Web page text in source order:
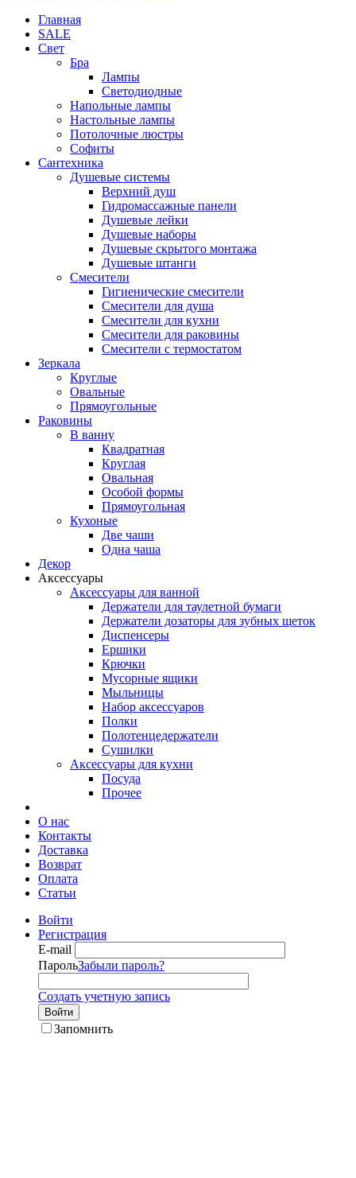
Главная
SALE
Свет
Бра
Лампы
Светодиодные
Напольные лампы
Настольные лампы
Потолочные люстры
Софиты
Сантехника
Душевые системы
Верхний душ
Гидромассажные панели
Душевые лейки
Душевые наборы
Душевые скрытого монтажа
Душевые штанги
Смесители
Гигиенические смесители
Смесители для душа
Смесители для кухни
Смесители для раковины
Смесители с термостатом
Зеркала
Круглые
Овальные
Прямоугольные
Раковины
В ванну
Квадратная
Круглая
Овальная
Особой формы
Прямоугольная
Кухоные
Две чаши
Одна чаша
Декор
Аксессуары
Аксессуары для ванной
Держатели для таулетной бумаги
Держатели дозаторы для зубных щеток
Диспенсеры
Ершики
Крючки
Мусорные ящики
Мыльницы
Набор аксессуаров
Полки
Полотенцедержатели
Сушилки
Аксессуары для кухни
Посуда
Прочее
О нас
Контакты
Доставка
Возврат
Оплата
Статьи
Войти
Регистрация
E-mail
ПарольЗабыли пароль?
Создать учетную запись
Войти
Запомнить